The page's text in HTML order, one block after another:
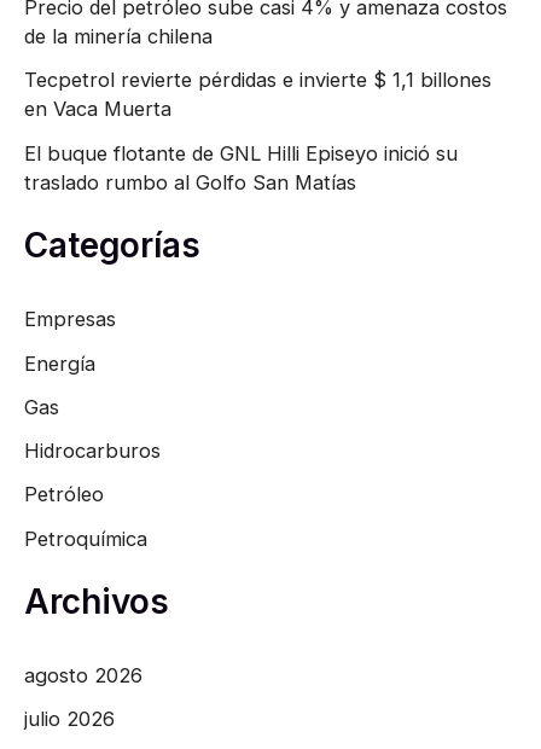
Precio del petróleo sube casi 4% y amenaza costos
de la minería chilena
Tecpetrol revierte pérdidas e invierte $ 1,1 billones
en Vaca Muerta
El buque flotante de GNL Hilli Episeyo inició su
traslado rumbo al Golfo San Matías
Categorías
Empresas
Energía
Gas
Hidrocarburos
Petróleo
Petroquímica
Archivos
agosto 2026
julio 2026